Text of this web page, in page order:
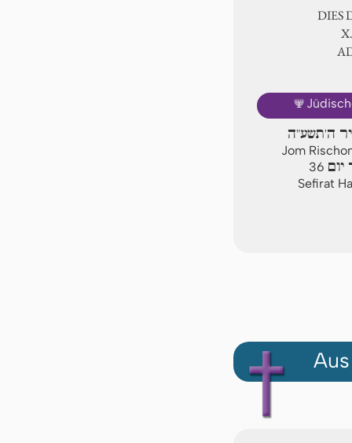
DIES
🕎
ה'תשע"ה
Jom
36
Sefirat